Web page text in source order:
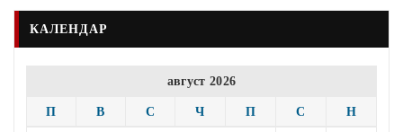
КАЛЕНДАР
август 2026
П В С Ч П С Н